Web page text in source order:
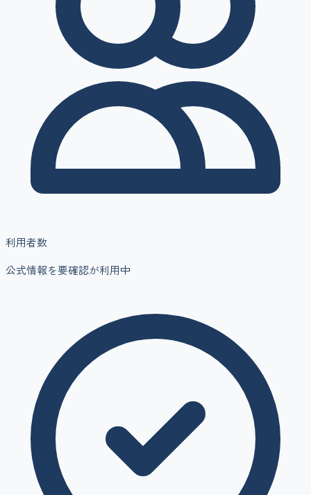
利用者数
公式情報を要確認が利用中